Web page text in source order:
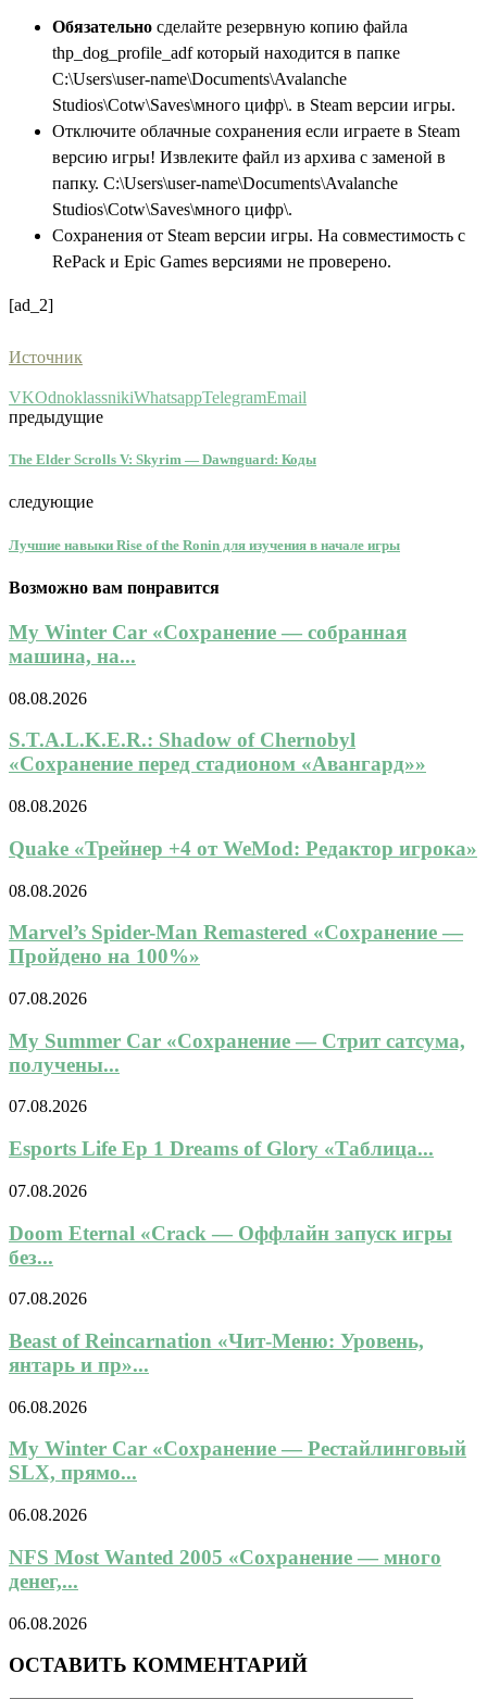
Обязательно сделайте резервную копию файла
thp_dog_profile_adf который находится в папке
C:\Users\user-name\Documents\Avalanche
Studios\Cotw\Saves\много цифр\. в Steam версии игры.
Отключите облачные сохранения если играете в Steam
версию игры! Извлеките файл из архива с заменой в
папку. C:\Users\user-name\Documents\Avalanche
Studios\Cotw\Saves\много цифр\.
Сохранения от Steam версии игры. На совместимость с
RePack и Epic Games версиями не проверено.
[ad_2]
Источник
VKOdnoklassnikiWhatsappTelegramEmail
предыдущие
The Elder Scrolls V: Skyrim — Dawnguard: Коды
следующие
Лучшие навыки Rise of the Ronin для изучения в начале игры
Возможно вам понравится
My Winter Car «Сохранение — собранная
машина, на...
08.08.2026
S.T.A.L.K.E.R.: Shadow of Chernobyl
«Сохранение перед стадионом «Авангард»»
08.08.2026
Quake «Трейнер +4 от WeMod: Редактор игрока»
08.08.2026
Marvel’s Spider-Man Remastered «Сохранение —
Пройдено на 100%»
07.08.2026
My Summer Car «Сохранение — Стрит сатсума,
получены...
07.08.2026
Esports Life Ep 1 Dreams of Glory «Таблица...
07.08.2026
Doom Eternal «Crack — Оффлайн запуск игры
без...
07.08.2026
Beast of Reincarnation «Чит-Меню: Уровень,
янтарь и пр»...
06.08.2026
My Winter Car «Сохранение — Рестайлинговый
SLX, прямо...
06.08.2026
NFS Most Wanted 2005 «Сохранение — много
денег,...
06.08.2026
ОСТАВИТЬ КОММЕНТАРИЙ